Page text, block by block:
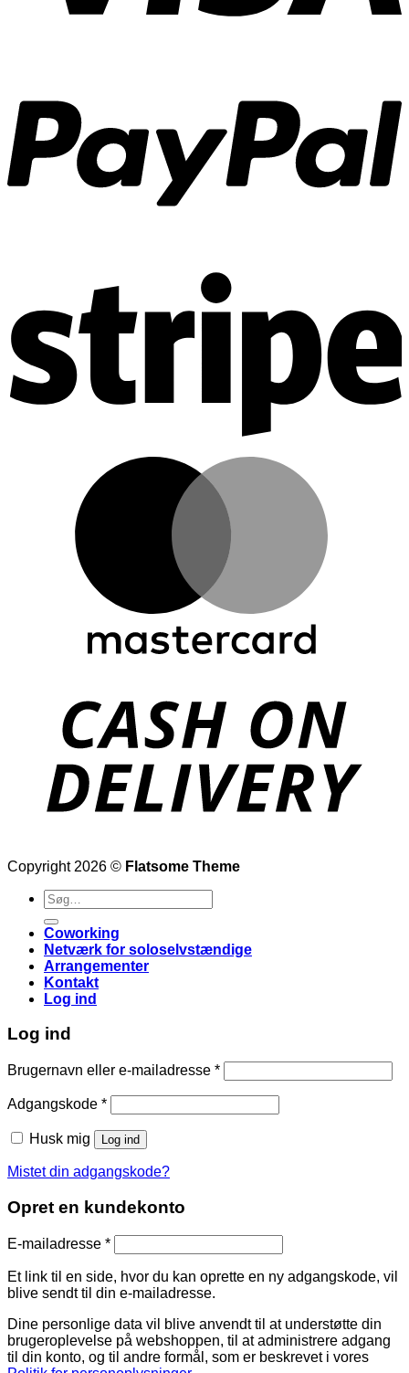
Copyright 2026 © Flatsome Theme
Søg
efter:
Coworking
Netværk for soloselvstændige
Arrangementer
Kontakt
Log ind
Log ind
Brugernavn eller e-mailadresse *Påkrævet
Adgangskode *Påkrævet
Husk mig Log ind
Mistet din adgangskode?
Opret en kundekonto
E-mailadresse *Påkrævet
Et link til en side, hvor du kan oprette en ny adgangskode, vil
blive sendt til din e-mailadresse.
Dine personlige data vil blive anvendt til at understøtte din
brugeroplevelse på webshoppen, til at administrere adgang
til din konto, og til andre formål, som er beskrevet i vores